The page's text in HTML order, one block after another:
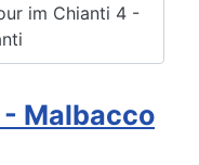
im Chianti 4 -
Malbacco